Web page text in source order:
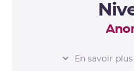
L’ÉCHELLE INES
En savoir plus